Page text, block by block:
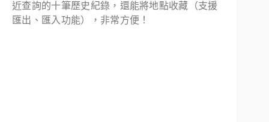
近查詢的十筆歷史紀錄，還能將地點收藏（支援
匯出、匯入功能），非常方便！